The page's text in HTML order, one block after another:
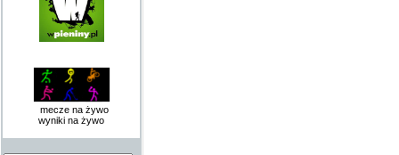
mecze na żywo
wyniki na żywo